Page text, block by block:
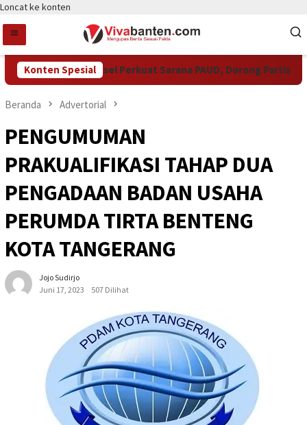
Loncat ke konten
Konten Spesial
Pemkot Tangsel Perkuat Sarana PAUD, Dorong Partisipasi
Beranda Advertorial
PENGUMUMAN
PRAKUALIFIKASI TAHAP DUA
PENGADAAN BADAN USAHA
PERUMDA TIRTA BENTENG
KOTA TANGERANG
Jojo Sudirjo
Juni 17, 2023
507 Dilihat